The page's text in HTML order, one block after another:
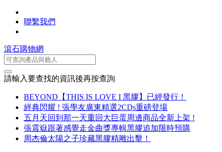
聯繫我們
滾石購物網
請輸入要查找的資訊後再按查詢
BEYOND【THIS IS LOVE I 黑膠】已經發行！
經典閃耀 ! 張學友廣東精選2CDs重磅登場
五月天回到那一天重回大巨蛋周邊商品全新上架 !
張震嶽跟著感覺走金曲獎專輯黑膠追加限時預購
周杰倫太陽之子珍藏黑膠精雕出擊！